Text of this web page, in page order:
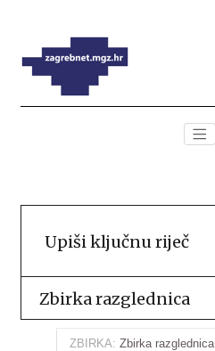
Zbirka razglednica
ZBIRKA: Zbirka razglednica